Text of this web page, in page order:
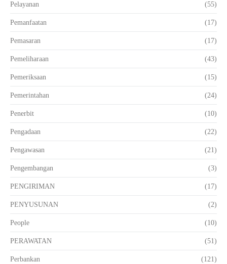
Pelayanan (55)
Pemanfaatan (17)
Pemasaran (17)
Pemeliharaan (43)
Pemeriksaan (15)
Pemerintahan (24)
Penerbit (10)
Pengadaan (22)
Pengawasan (21)
Pengembangan (3)
PENGIRIMAN (17)
PENYUSUNAN (2)
People (10)
PERAWATAN (51)
Perbankan (121)